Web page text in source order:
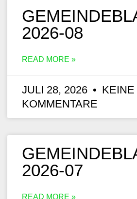
2026-08
READ MORE »
JULI 28, 2026
KEINE
KOMMENTARE
2026-07
READ MORE »